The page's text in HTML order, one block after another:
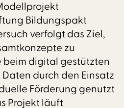
Bildungspakt
verfolgt das Ziel,
zu
digital gestützten
durch den Einsatz
Förderung genutzt
Projekt läuft